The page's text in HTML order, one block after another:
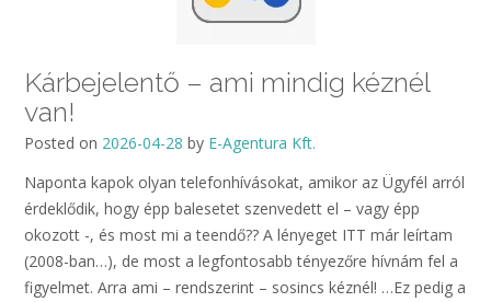
Kárbejelentő – ami mindig kéznél
van!
Posted on 2026-04-28 by E-Agentura Kft.
Naponta kapok olyan telefonhívásokat, amikor az Ügyfél arról
érdeklődik, hogy épp balesetet szenvedett el – vagy épp
okozott -, és most mi a teendő?? A lényeget ITT már leírtam
(2008-ban…), de most a legfontosabb tényezőre hívnám fel a
figyelmet. Arra ami – rendszerint – sosincs kéznél! …Ez pedig a